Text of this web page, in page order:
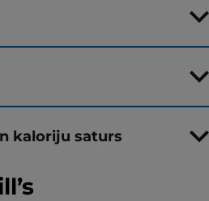
kaloriju saturs